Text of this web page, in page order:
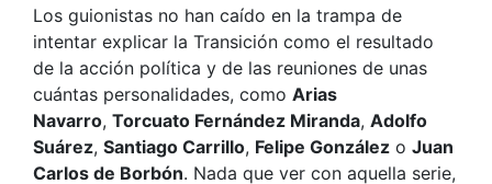
Los guionistas no han caído en la trampa de
intentar explicar la Transición como el resultado
de la acción política y de las reuniones de unas
cuántas personalidades, como Arias
Navarro, Torcuato Fernández Miranda, Adolfo
Suárez, Santiago Carrillo, Felipe González o Juan
Carlos de Borbón. Nada que ver con aquella serie,